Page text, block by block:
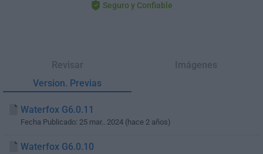
Seguro y Confiable
Revisar
Imágenes
Version. Previas
Waterfox G6.0.11
Fecha Publicado: 25 mar.. 2024 (hace 2 años)
Waterfox G6.0.10